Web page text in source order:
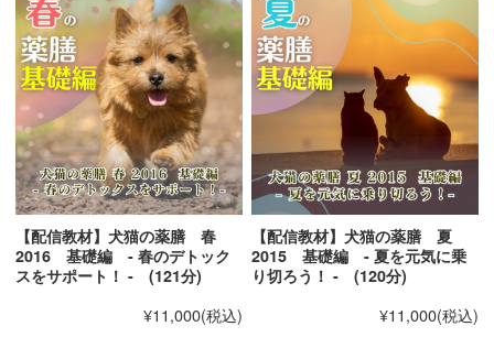
【配信教材】犬猫の薬膳 春
2016 基礎編 - 春のデトック
スをサポート！ - (121分)
¥11,000(税込)
【配信教材】犬猫の薬膳 夏
2015 基礎編 - 夏を元気に乗
り切ろう！ - (120分)
¥11,000(税込)